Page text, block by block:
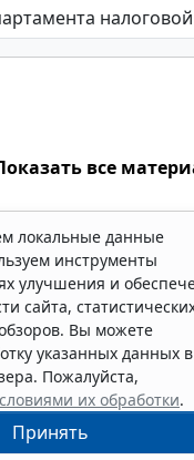
все
локальные данные
инструменты
улучшения и
сайта,
Вы можете
указанных данных в
Пожалуйста,
их обработки.
Принять
СЕРВИС", 2026.
года. Компания
Российской
в
службой по